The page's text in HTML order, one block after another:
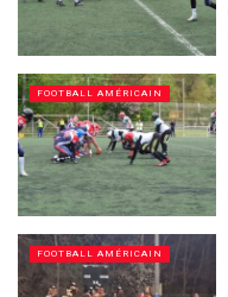
FOOTBALL AMÉRICAIN
FOOTBALL AMÉRICAIN